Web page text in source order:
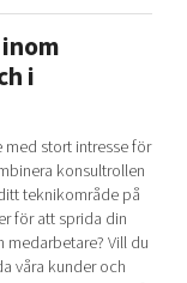
i
stort intresse för
konsultrollen
teknikområde på
för att sprida din
Vill du
våra kunder och